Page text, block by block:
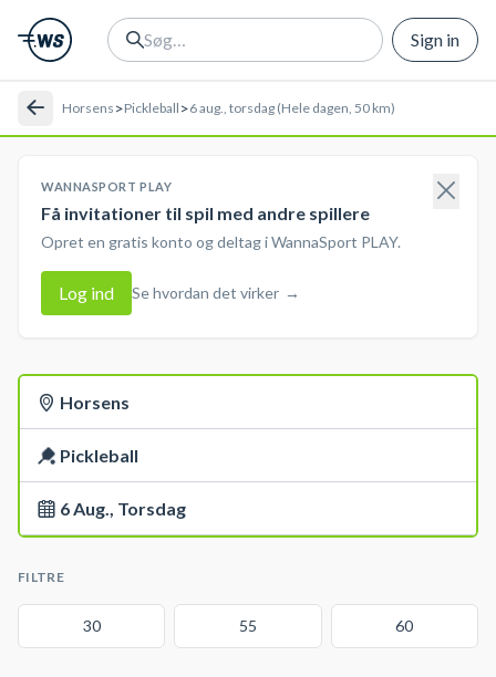
Sign in
Horsens >Pickleball >6 aug., torsdag (Hele dagen, 50 km)
WANNASPORT PLAY
Få invitationer til spil med andre spillere
Opret en gratis konto og deltag i WannaSport PLAY.
Log ind Se hvordan det virker →
Horsens
Pickleball
6 Aug., Torsdag
FILTRE
30 55 60